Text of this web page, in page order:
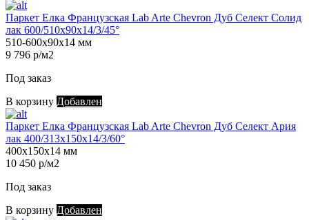
Паркет Елка Французская Lab Arte Chevron Дуб Селект Солид
лак 600/510х90х14/3/45°
510-600х90х14 мм
9 796 р/м2
Под заказ
В корзину Добавлен
Паркет Елка Французская Lab Arte Chevron Дуб Селект Ария
лак 400/313х150х14/3/60°
400х150х14 мм
10 450 р/м2
Под заказ
В корзину Добавлен